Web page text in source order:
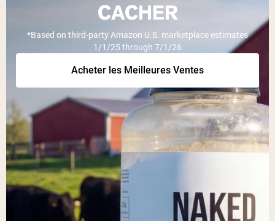
Termes de recherche populaires
”Overnight Oats“
”Vegan protein“
”Micellar Casein“
PROTÉINES EN POUDREMeilleure Vente
Protéine de pois
Protéine de Whey en Poudre
Peptides de collagène
Whey au chocolat issu de vaches
nourries à l'herbe
Whey de lait de vache nourrie à l'herbe à
la vanille
Whey de vache nourrie à l'herbe
Shop All Protéines En Poudre
CACHER
*Based on third-party Amazon U.S. marketplace estimates
1/1/25 through 7/1/26
Acheter les Meilleures Ventes